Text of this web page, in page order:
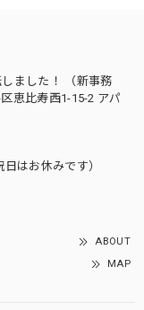
ました！ （新事務
恵比寿西1-15-2 アパ
はお休みです）
ABOUT
MAP